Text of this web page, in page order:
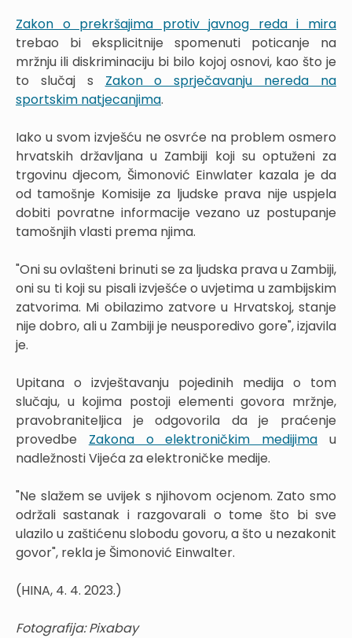
Zakon o prekršajima protiv javnog reda i mira
trebao bi eksplicitnije spomenuti poticanje na
mržnju ili diskriminaciju bi bilo kojoj osnovi, kao što je
to slučaj s Zakon o sprječavanju nereda na
sportskim natjecanjima.
Iako u svom izvješću ne osvrće na problem osmero
hrvatskih državljana u Zambiji koji su optuženi za
trgovinu djecom, Šimonović Einwlater kazala je da
od tamošnje Komisije za ljudske prava nije uspjela
dobiti povratne informacije vezano uz postupanje
tamošnjih vlasti prema njima.
"Oni su ovlašteni brinuti se za ljudska prava u Zambiji,
oni su ti koji su pisali izvješće o uvjetima u zambijskim
zatvorima. Mi obilazimo zatvore u Hrvatskoj, stanje
nije dobro, ali u Zambiji je neusporedivo gore", izjavila
je.
Upitana o izvještavanju pojedinih medija o tom
slučaju, u kojima postoji elementi govora mržnje,
pravobraniteljica je odgovorila da je praćenje
provedbe Zakona o elektroničkim medijima u
nadležnosti Vijeća za elektroničke medije.
"Ne slažem se uvijek s njihovom ocjenom. Zato smo
održali sastanak i razgovarali o tome što bi sve
ulazilo u zaštićenu slobodu govoru, a što u nezakonit
govor", rekla je Šimonović Einwalter.
(HINA, 4. 4. 2023.)
Fotografija: Pixabay